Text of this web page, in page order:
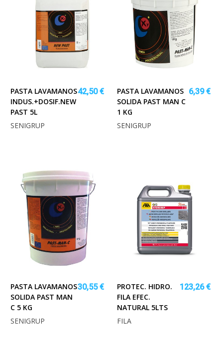
PASTA LAVAMANOS
INDUS.+DOSIF.NEW
PAST 5L
42,50 €
SENIGRUP
PASTA LAVAMANOS
SOLIDA PAST MAN C
1 KG
6,39 €
SENIGRUP
PASTA LAVAMANOS
SOLIDA PAST MAN
C 5 KG
30,55 €
SENIGRUP
PROTEC. HIDRO.
FILA EFEC.
NATURAL 5LTS
123,26 €
FILA